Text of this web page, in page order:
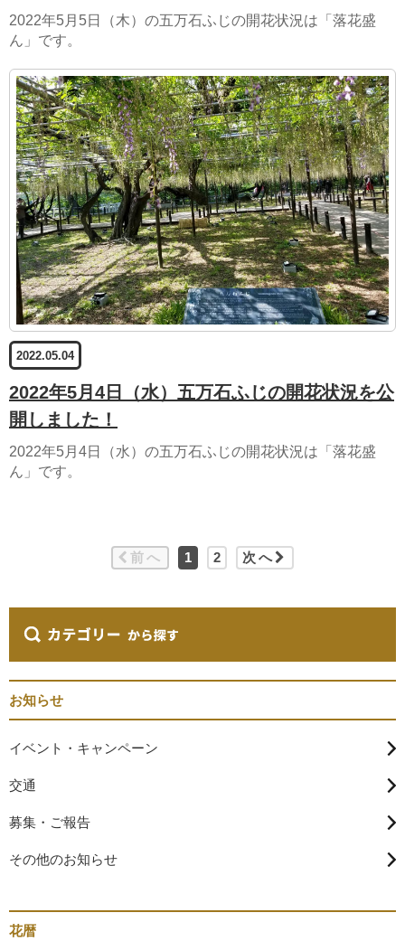
2022年5月5日（木）の五万石ふじの開花状況は「落花盛
ん」です。
2022.05.04
2022年5月4日（水）五万石ふじの開花状況を公
開しました！
2022年5月4日（水）の五万石ふじの開花状況は「落花盛
ん」です。
前へ 1 2 次へ
お知らせ
イベント・キャンペーン
交通
募集・ご報告
その他のお知らせ
花暦